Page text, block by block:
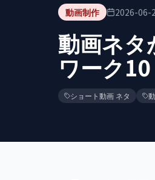
動画制作 2026-06-
動画ネタ
ワーク10
ショート動画 ネタ